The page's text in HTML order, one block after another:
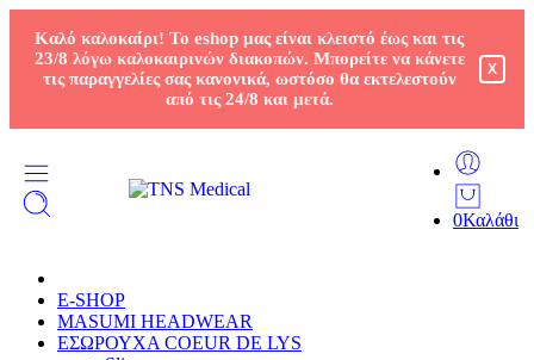
Καλό καλοκαίρι! Το eshop μας είναι κλειστό έως και τις
23/8 λόγω καλοκαιρινών διακοπών. Μπορείτε να κάνετε
τις παραγγελίες σας κανονικά, ωστόσο θα εκτελεστούν
από τις 24/8 και μετά.
X
0Καλάθι
E-SHOP
MASUMI HEADWEAR
ΕΣΩΡΟΥΧΑ COEUR DE LYS